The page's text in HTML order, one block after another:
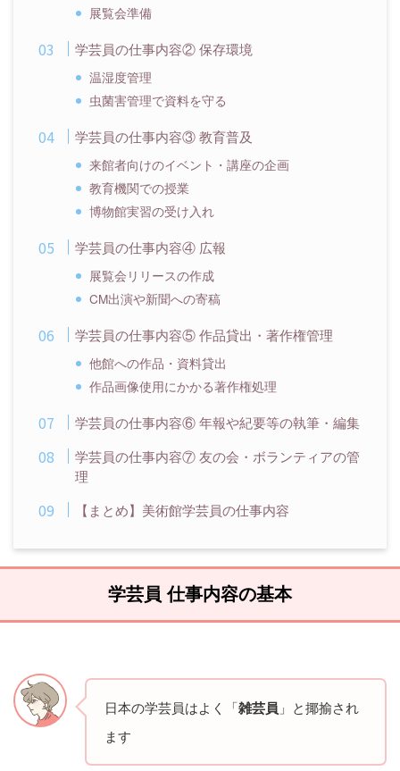
展覧会準備
学芸員の仕事内容② 保存環境
温湿度管理
虫菌害管理で資料を守る
学芸員の仕事内容③ 教育普及
来館者向けのイベント・講座の企画
教育機関での授業
博物館実習の受け入れ
学芸員の仕事内容④ 広報
展覧会リリースの作成
CM出演や新聞への寄稿
学芸員の仕事内容⑤ 作品貸出・著作権管理
他館への作品・資料貸出
作品画像使用にかかる著作権処理
学芸員の仕事内容⑥ 年報や紀要等の執筆・編集
学芸員の仕事内容⑦ 友の会・ボランティアの管
理
【まとめ】美術館学芸員の仕事内容
学芸員 仕事内容の基本
日本の学芸員はよく「雑芸員 」と揶揄され
ます